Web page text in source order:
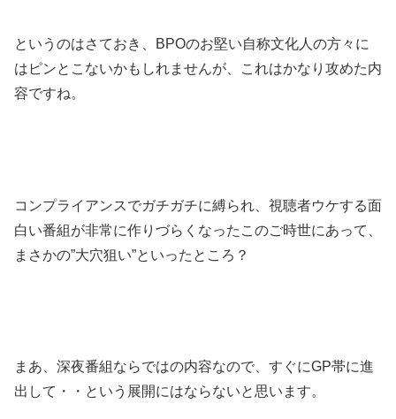
というのはさておき、BPOのお堅い自称文化人の方々に
はピンとこないかもしれませんが、これはかなり攻めた内
容ですね。
コンプライアンスでガチガチに縛られ、視聴者ウケする面
白い番組が非常に作りづらくなったこのご時世にあって、
まさかの”大穴狙い”といったところ？
まあ、深夜番組ならではの内容なので、すぐにGP帯に進
出して・・という展開にはならないと思います。